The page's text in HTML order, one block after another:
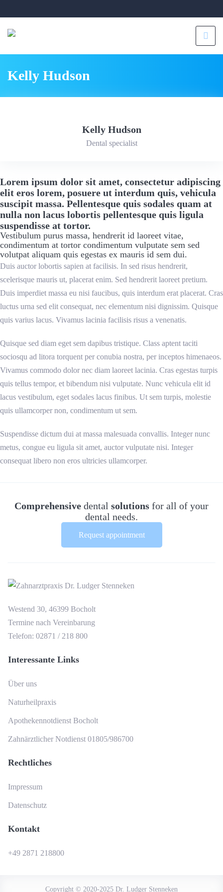
Kelly Hudson
Kelly Hudson
Dental specialist
Lorem ipsum dolor sit amet, consectetur adipiscing
elit eros lorem, posuere ut interdum quis, vehicula
suscipit massa. Pellentesque quis sodales quam at
nulla non lacus lobortis pellentesque quis ligula
suspendisse at tortor.
Vestibulum purus massa, hendrerit id laoreet vitae,
condimentum at tortor condimentum vulputate sem sed
volutpat aliquam quis egestas ex mauris id sem dui.
Duis auctor lobortis sapien at facilisis. In sed risus hendrerit,
scelerisque mauris ut, placerat enim. Sed hendrerit laoreet pretium.
Duis imperdiet massa eu nisi faucibus, quis interdum erat placerat. Cras
luctus urna sed elit consequat, nec elementum nisi dignissim. Quisque
quis varius lacus. Vivamus lacinia facilisis risus a venenatis.
Quisque sed diam eget sem dapibus tristique. Class aptent taciti
sociosqu ad litora torquent per conubia nostra, per inceptos himenaeos.
Vivamus commodo dolor nec diam laoreet lacinia. Cras egestas turpis
quis tellus tempor, et bibendum nisi vulputate. Nunc vehicula elit id
lacus vestibulum, eget sodales lacus finibus. Ut sem turpis, molestie
quis ullamcorper non, condimentum ut sem.
Suspendisse dictum dui at massa malesuada convallis. Integer nunc
metus, congue eu ligula sit amet, auctor vulputate nisi. Integer
consequat libero non eros ultricies ullamcorper.
Comprehensive dental solutions for all of your
dental needs.
Request appointment
Westend 30, 46399 Bocholt
Termine nach Vereinbarung
Telefon: 02871 / 218 800
Interessante Links
Über uns
Naturheilpraxis
Apothekennotdienst Bocholt
Zahnärztlicher Notdienst 01805/986700
Rechtliches
Impressum
Datenschutz
Kontakt
+49 2871 218800
Copyright © 2020-2025 Dr. Ludger Stenneken